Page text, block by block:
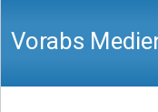
Vorabs